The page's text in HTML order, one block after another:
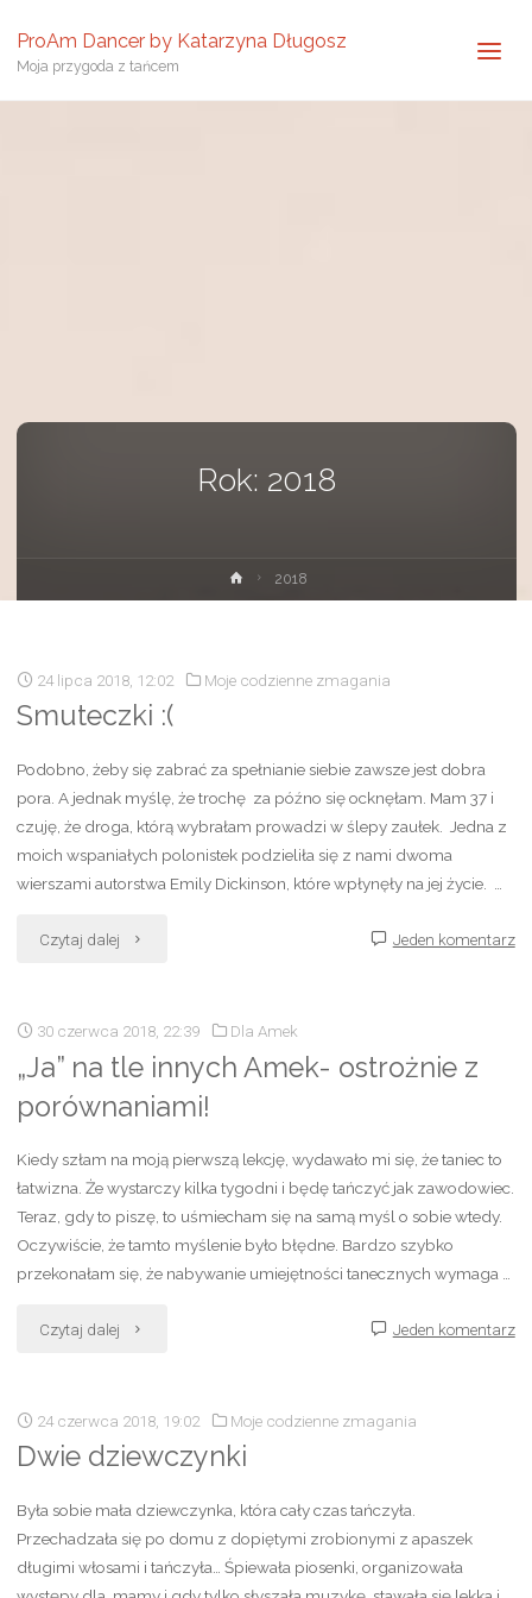
ProAm Dancer by Katarzyna Długosz
Moja przygoda z tańcem
Rok: 2018
Strona
główna
2018
24 lipca 2018, 12:02 Moje codzienne zmagania
Smuteczki :(
Podobno, żeby się zabrać za spełnianie siebie zawsze jest dobra
pora. A jednak myślę, że trochę za późno się ocknęłam. Mam 37 i
czuję, że droga, którą wybrałam prowadzi w ślepy zaułek. Jedna z
moich wspaniałych polonistek podzieliła się z nami dwoma
wierszami autorstwa Emily Dickinson, które wpłynęły na jej życie. …
Czytaj dalej "Smuteczki
("
Jeden komentarz
30 czerwca 2018, 22:39 Dla Amek
„Ja” na tle innych Amek- ostrożnie z
porównaniami!
Kiedy szłam na moją pierwszą lekcję, wydawało mi się, że taniec to
łatwizna. Że wystarczy kilka tygodni i będę tańczyć jak zawodowiec.
Teraz, gdy to piszę, to uśmiecham się na samą myśl o sobie wtedy.
Oczywiście, że tamto myślenie było błędne. Bardzo szybko
przekonałam się, że nabywanie umiejętności tanecznych wymaga …
Czytaj dalej "„Ja”
tle
innych
Amek-
ostrożnie
Jeden komentarz
24 czerwca 2018, 19:02 Moje codzienne zmagania
Dwie dziewczynki
Była sobie mała dziewczynka, która cały czas tańczyła.
Przechadzała się po domu z dopiętymi zrobionymi z apaszek
długimi włosami i tańczyła… Śpiewała piosenki, organizowała